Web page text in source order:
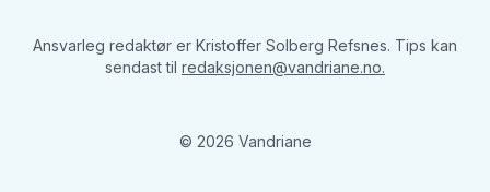
Ansvarleg redaktør er Kristoffer Solberg Refsnes. Tips kan
sendast til redaksjonen@vandriane.no.
© 2026 Vandriane